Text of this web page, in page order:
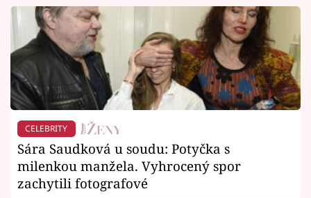
CELEBRITY
Sára Saudková u soudu: Potyčka s
milenkou manžela. Vyhrocený spor
zachytili fotografové